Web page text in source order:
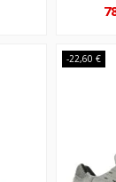
-22,60 €